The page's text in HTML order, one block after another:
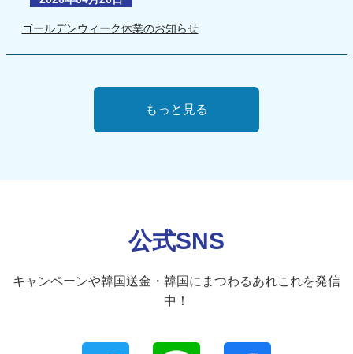
ゴールデンウィーク休業のお知らせ
もっと見る
公式SNS
キャンペーンや韓国送金・韓国にまつわるあれこれを発信
中！